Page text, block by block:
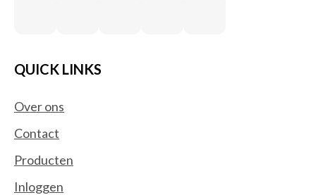
QUICK LINKS
Over ons
Contact
Producten
Inloggen